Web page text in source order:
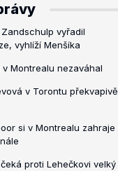
Zandschulp vyřadil
vyhlíží Menšíka
v Montrealu nezaváhal
v Torontu překvapivě
si v Montrealu zahraje
proti Lehečkovi velký